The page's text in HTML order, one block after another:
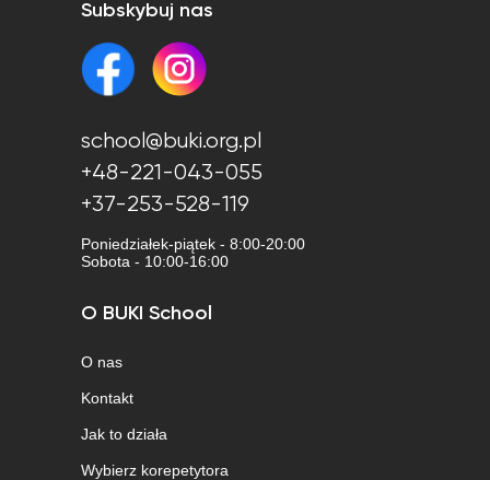
Subskybuj nas
school@buki.org.pl
+48-221-043-055
+37-253-528-119
Poniedziałek-piątek - 8:00-20:00
Sobota - 10:00-16:00
O BUKI School
O nas
Kontakt
Jak to działa
Wybierz korepetytora